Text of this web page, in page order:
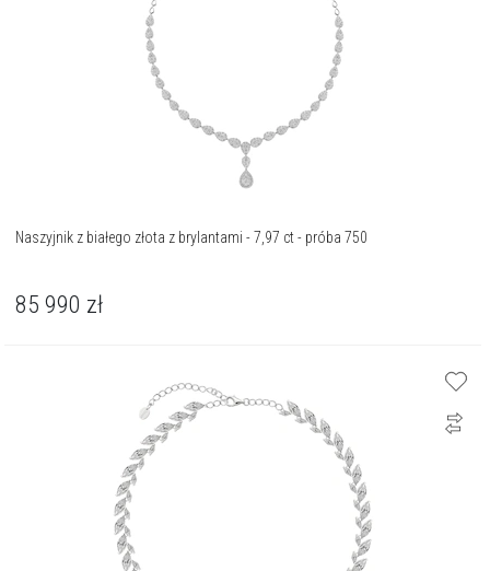
Naszyjnik z białego złota z brylantami - 7,97 ct - próba 750
85 990 zł